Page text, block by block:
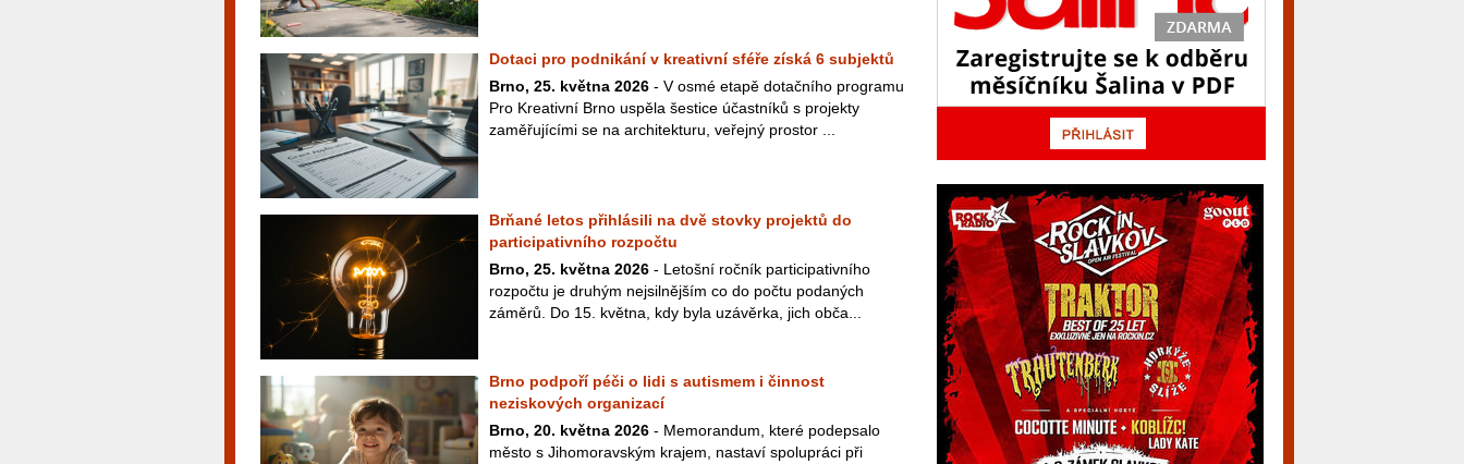
Dotaci pro podnikání v kreativní sféře získá 6 subjektů
Brno, 25. května 2026 - V osmé etapě dotačního programu
Pro Kreativní Brno uspěla šestice účastníků s projekty
zaměřujícími se na architekturu, veřejný prostor ...
Brňané letos přihlásili na dvě stovky projektů do
participativního rozpočtu
Brno, 25. května 2026 - Letošní ročník participativního
rozpočtu je druhým nejsilnějším co do počtu podaných
záměrů. Do 15. května, kdy byla uzávěrka, jich obča...
Brno podpoří péči o lidi s autismem i činnost
neziskových organizací
Brno, 20. května 2026 - Memorandum, které podepsalo
město s Jihomoravským krajem, nastaví spolupráci při